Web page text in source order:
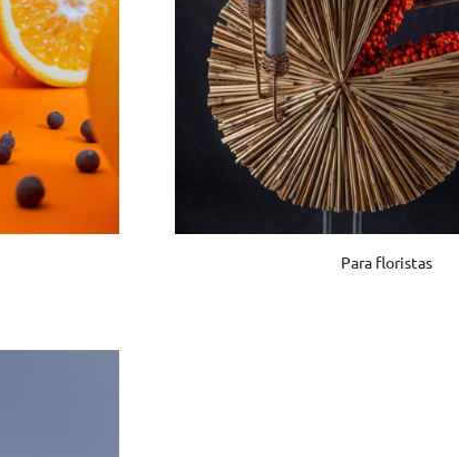
Para floristas